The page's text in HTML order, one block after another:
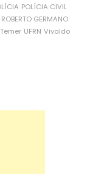
POLÍCIA CIVIL
ROBERTO GERMANO
Temer UFRN Vivaldo